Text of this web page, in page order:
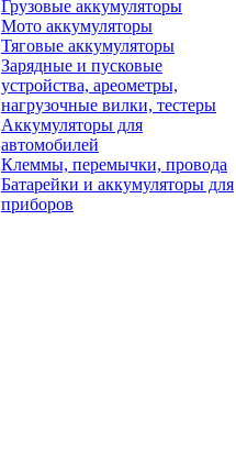
Грузовые аккумуляторы
Мото аккумуляторы
Тяговые аккумуляторы
Зарядные и пусковые
устройства, ареометры,
нагрузочные вилки, тестеры
Аккумуляторы для
автомобилей
Клеммы, перемычки, провода
Батарейки и аккумуляторы для
приборов